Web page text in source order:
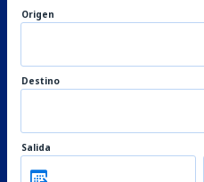
Origen
Destino
Salida